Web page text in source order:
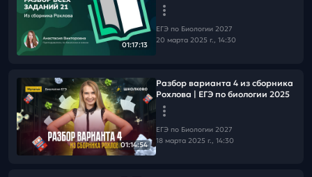
01:17:13
ЕГЭ по Биологии 2027
20 марта 2025 г., 14:30
01:14:54
Разбор варианта 4 из сборника
Рохлова | ЕГЭ по биологии 2025
ЕГЭ по Биологии 2027
18 марта 2025 г., 14:30